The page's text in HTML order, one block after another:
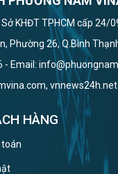
KHĐT TPHCM cấp 24/
Phường 26, Q.Bình
- Email:
vnnews24h.net
HÀNG